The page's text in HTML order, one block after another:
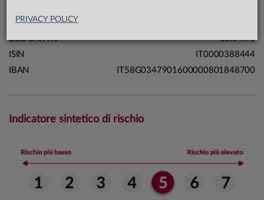
PRIVACY POLICY
Domicilio
Data di avvio
16.04.91
ISIN
IT0000388444
IBAN
IT58G0347901600000801848700
Indicatore sintetico di rischio